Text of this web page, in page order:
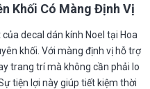
Khối Có Màng Định Vị
decal dán kính Noel tại Hoa
khối. Với màng định vị hỗ trợ
trang trí mà không cần phải lo
tiện lợi này giúp tiết kiệm thời